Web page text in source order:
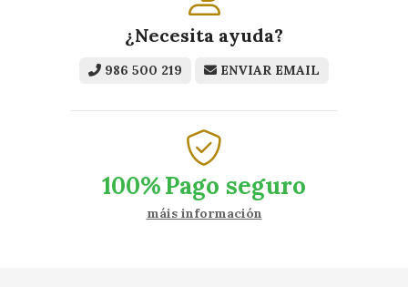
¿Necesita ayuda?
986 500 219 ENVIAR EMAIL
100%Pago seguro
máis información